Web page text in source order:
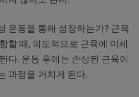
운동을 통해 성장하는가? 근육
할 때, 의도적으로 근육에 미세
다. 운동 후에는 손상된 근육이
과정을 거치게 된다.